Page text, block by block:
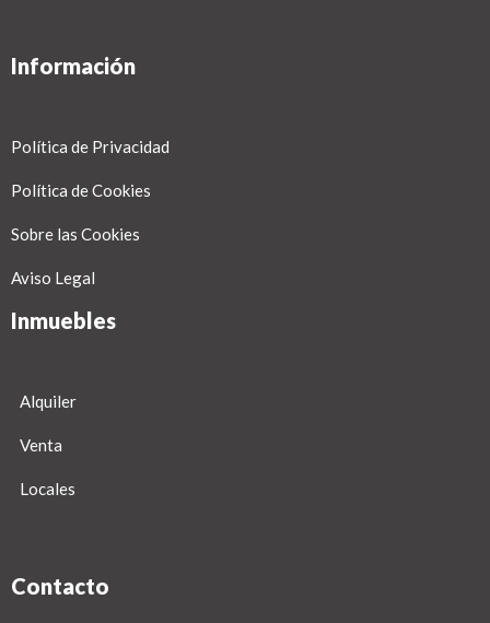
Información
Política de Privacidad
Política de Cookies
Sobre las Cookies
Aviso Legal
Inmuebles
Alquiler
Venta
Locales
Contacto